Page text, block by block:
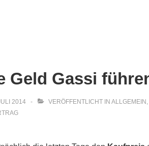
Geld Gassi
2014 VERÖFFENTLICHT IN ALLGEMEIN ,